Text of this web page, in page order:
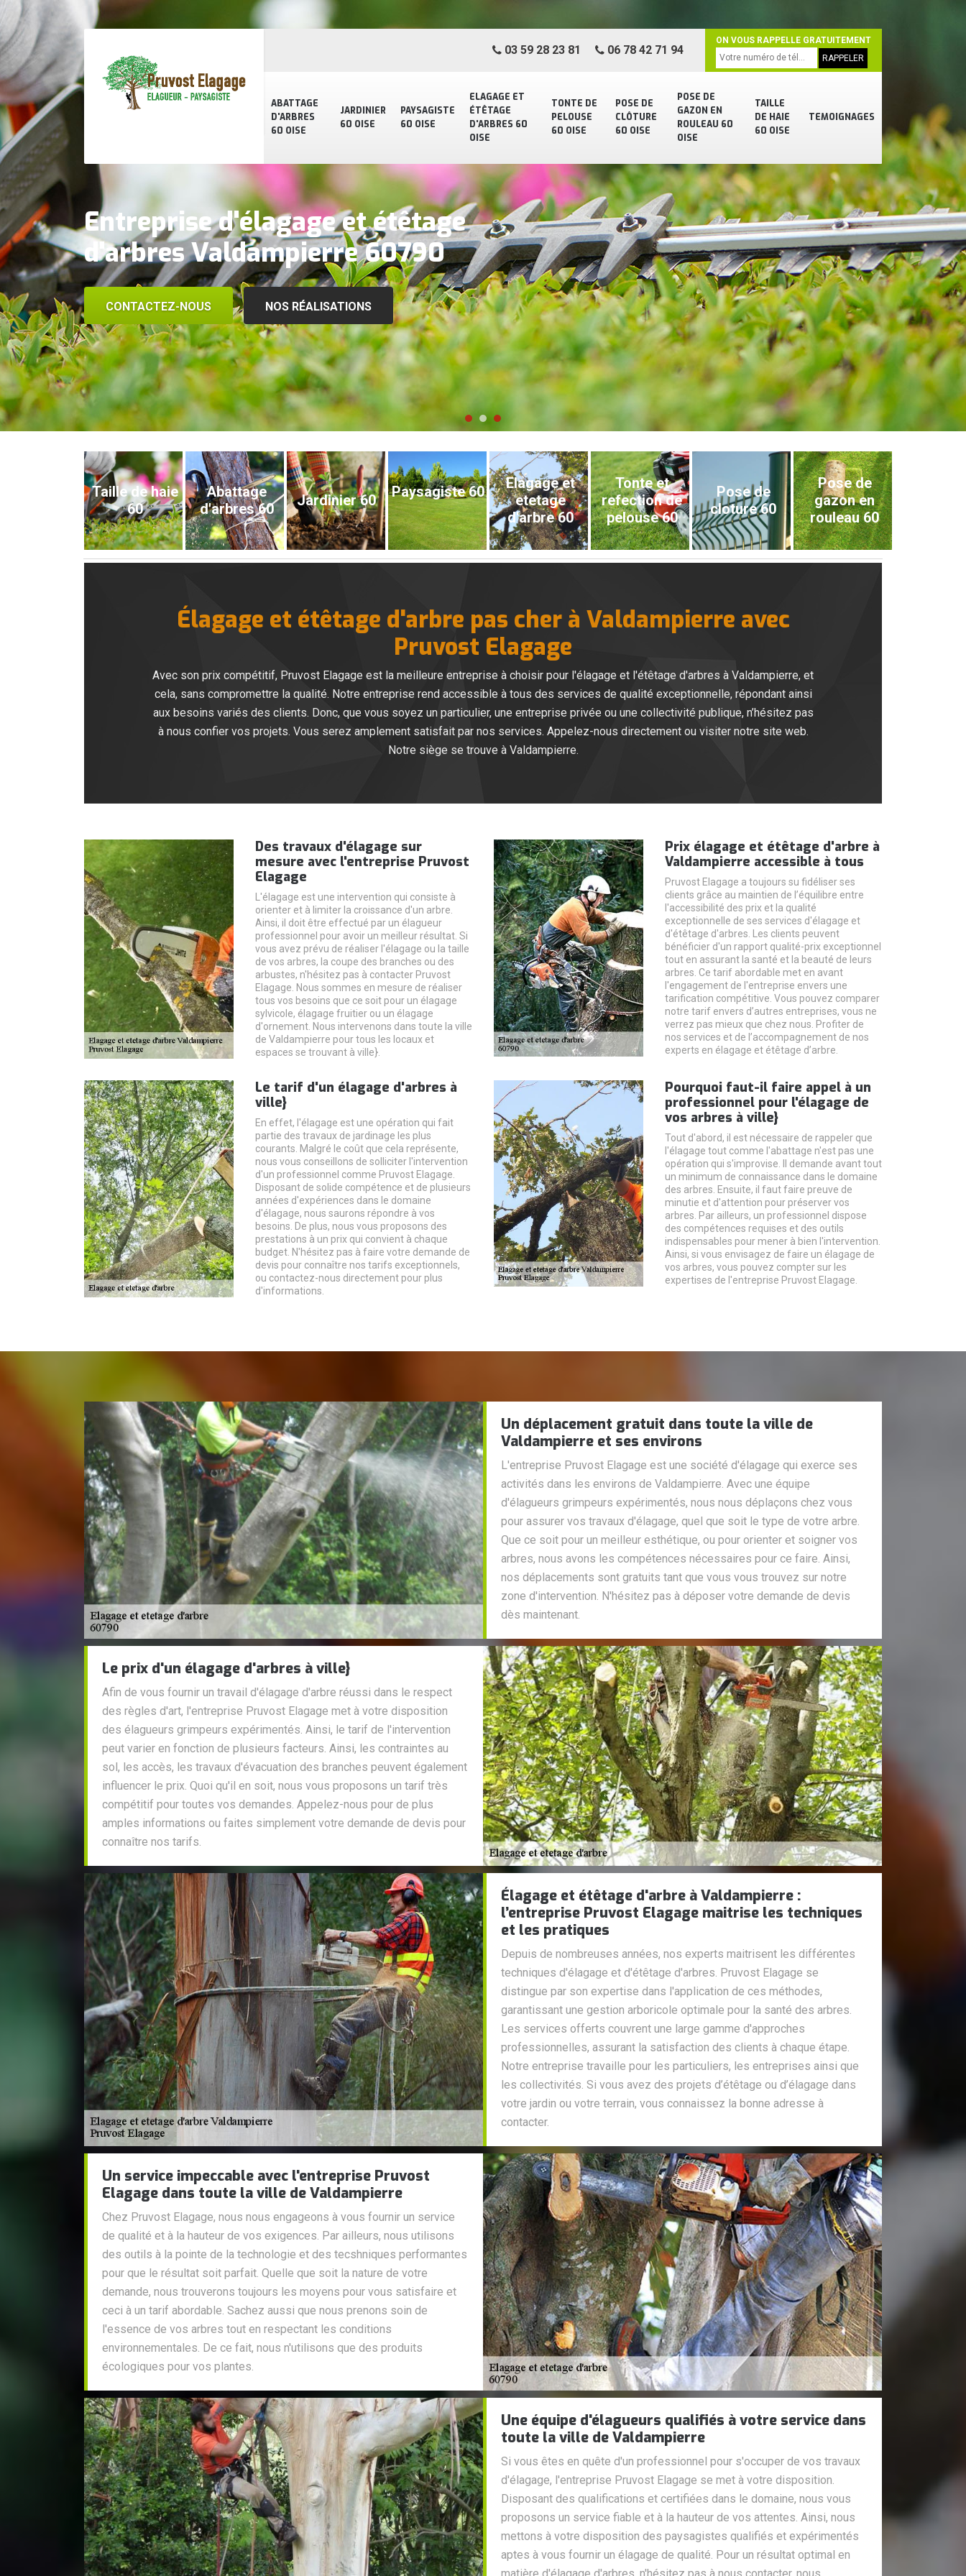
ABATTAGE
D'ARBRES
60 OISE
JARDINIER
60 OISE
PAYSAGISTE
60 OISE
ELAGAGE ET
ÉTÊTAGE
D'ARBRES 60
OISE
TONTE DE
PELOUSE
60 OISE
POSE DE
CLÔTURE
60 OISE
POSE DE
GAZON EN
ROULEAU 60
OISE
TAILLE
DE HAIE
60 OISE
TEMOIGNAGES
03 59 28 23 81 06 78 42 71 94
ON VOUS RAPPELLE GRATUITEMENT
Entreprise d'élagage et étêtage
d'arbres Valdampierre 60790
CONTACTEZ-NOUS NOS RÉALISATIONS
Taille de haie
60
Abattage
d'arbres 60
Jardinier 60 Paysagiste 60
Elagage et
etetage
d'arbre 60
Tonte et
refection de
pelouse 60
Pose de
cloture 60
Pose de
gazon en
rouleau 60
Élagage et étêtage d'arbre pas cher à Valdampierre avec
Pruvost Elagage
Avec son prix compétitif, Pruvost Elagage est la meilleure entreprise à choisir pour l'élagage et l'étêtage d'arbres à Valdampierre, et
cela, sans compromettre la qualité. Notre entreprise rend accessible à tous des services de qualité exceptionnelle, répondant ainsi
aux besoins variés des clients. Donc, que vous soyez un particulier, une entreprise privée ou une collectivité publique, n’hésitez pas
à nous confier vos projets. Vous serez amplement satisfait par nos services. Appelez-nous directement ou visiter notre site web.
Notre siège se trouve à Valdampierre.
Des travaux d'élagage sur
mesure avec l'entreprise Pruvost
Elagage
L'élagage est une intervention qui consiste à
orienter et à limiter la croissance d'un arbre.
Ainsi, il doit être effectué par un élagueur
professionnel pour avoir un meilleur résultat. Si
vous avez prévu de réaliser l'élagage ou la taille
de vos arbres, la coupe des branches ou des
arbustes, n'hésitez pas à contacter Pruvost
Elagage. Nous sommes en mesure de réaliser
tous vos besoins que ce soit pour un élagage
sylvicole, élagage fruitier ou un élagage
d'ornement. Nous intervenons dans toute la ville
de Valdampierre pour tous les locaux et
espaces se trouvant à ville}.
Prix élagage et étêtage d'arbre à
Valdampierre accessible à tous
Pruvost Elagage a toujours su fidéliser ses
clients grâce au maintien de l’équilibre entre
l'accessibilité des prix et la qualité
exceptionnelle de ses services d'élagage et
d'étêtage d'arbres. Les clients peuvent
bénéficier d'un rapport qualité-prix exceptionnel
tout en assurant la santé et la beauté de leurs
arbres. Ce tarif abordable met en avant
l'engagement de l'entreprise envers une
tarification compétitive. Vous pouvez comparer
notre tarif envers d’autres entreprises, vous ne
verrez pas mieux que chez nous. Profiter de
nos services et de l’accompagnement de nos
experts en élagage et étêtage d’arbre.
Le tarif d'un élagage d'arbres à
ville}
En effet, l'élagage est une opération qui fait
partie des travaux de jardinage les plus
courants. Malgré le coût que cela représente,
nous vous conseillons de solliciter l'intervention
d'un professionnel comme Pruvost Elagage.
Disposant de solide compétence et de plusieurs
années d'expériences dans le domaine
d'élagage, nous saurons répondre à vos
besoins. De plus, nous vous proposons des
prestations à un prix qui convient à chaque
budget. N'hésitez pas à faire votre demande de
devis pour connaître nos tarifs exceptionnels,
ou contactez-nous directement pour plus
d'informations.
Pourquoi faut-il faire appel à un
professionnel pour l'élagage de
vos arbres à ville}
Tout d'abord, il est nécessaire de rappeler que
l'élagage tout comme l'abattage n'est pas une
opération qui s'improvise. Il demande avant tout
un minimum de connaissance dans le domaine
des arbres. Ensuite, il faut faire preuve de
minutie et d'attention pour préserver vos
arbres. Par ailleurs, un professionnel dispose
des compétences requises et des outils
indispensables pour mener à bien l'intervention.
Ainsi, si vous envisagez de faire un élagage de
vos arbres, vous pouvez compter sur les
expertises de l'entreprise Pruvost Elagage.
Un déplacement gratuit dans toute la ville de
Valdampierre et ses environs
L'entreprise Pruvost Elagage est une société d'élagage qui exerce ses
activités dans les environs de Valdampierre. Avec une équipe
d'élagueurs grimpeurs expérimentés, nous nous déplaçons chez vous
pour assurer vos travaux d'élagage, quel que soit le type de votre arbre.
Que ce soit pour un meilleur esthétique, ou pour orienter et soigner vos
arbres, nous avons les compétences nécessaires pour ce faire. Ainsi,
nos déplacements sont gratuits tant que vous vous trouvez sur notre
zone d'intervention. N'hésitez pas à déposer votre demande de devis
dès maintenant.
Le prix d'un élagage d'arbres à ville}
Afin de vous fournir un travail d'élagage d'arbre réussi dans le respect
des règles d'art, l'entreprise Pruvost Elagage met à votre disposition
des élagueurs grimpeurs expérimentés. Ainsi, le tarif de l'intervention
peut varier en fonction de plusieurs facteurs. Ainsi, les contraintes au
sol, les accès, les travaux d'évacuation des branches peuvent également
influencer le prix. Quoi qu'il en soit, nous vous proposons un tarif très
compétitif pour toutes vos demandes. Appelez-nous pour de plus
amples informations ou faites simplement votre demande de devis pour
connaître nos tarifs.
Élagage et étêtage d'arbre à Valdampierre :
l’entreprise Pruvost Elagage maitrise les techniques
et les pratiques
Depuis de nombreuses années, nos experts maitrisent les différentes
techniques d'élagage et d'étêtage d'arbres. Pruvost Elagage se
distingue par son expertise dans l'application de ces méthodes,
garantissant une gestion arboricole optimale pour la santé des arbres.
Les services offerts couvrent une large gamme d'approches
professionnelles, assurant la satisfaction des clients à chaque étape.
Notre entreprise travaille pour les particuliers, les entreprises ainsi que
les collectivités. Si vous avez des projets d’étêtage ou d’élagage dans
votre jardin ou votre terrain, vous connaissez la bonne adresse à
contacter.
Un service impeccable avec l'entreprise Pruvost
Elagage dans toute la ville de Valdampierre
Chez Pruvost Elagage, nous nous engageons à vous fournir un service
de qualité et à la hauteur de vos exigences. Par ailleurs, nous utilisons
des outils à la pointe de la technologie et des tecshniques performantes
pour que le résultat soit parfait. Quelle que soit la nature de votre
demande, nous trouverons toujours les moyens pour vous satisfaire et
ceci à un tarif abordable. Sachez aussi que nous prenons soin de
l'essence de vos arbres tout en respectant les conditions
environnementales. De ce fait, nous n'utilisons que des produits
écologiques pour vos plantes.
Une équipe d'élagueurs qualifiés à votre service dans
toute la ville de Valdampierre
Si vous êtes en quête d'un professionnel pour s'occuper de vos travaux
d'élagage, l'entreprise Pruvost Elagage se met à votre disposition.
Disposant des qualifications et certifiées dans le domaine, nous vous
proposons un service fiable et à la hauteur de vos attentes. Ainsi, nous
mettons à votre disposition des paysagistes qualifiés et expérimentés
aptes à vous fournir un élagage de qualité. Pour un résultat optimal en